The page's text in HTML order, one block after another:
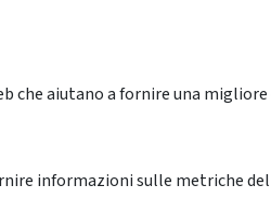
che aiutano a fornire una
informazioni sulle metriche